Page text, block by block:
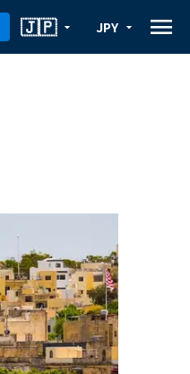
arrow_drop_down
🇯🇵 arrow_drop_down
JPY menu